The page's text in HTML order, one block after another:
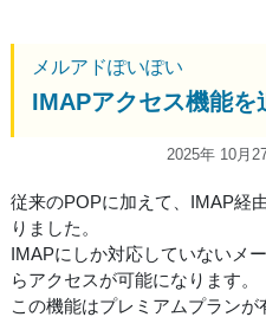
メルアドぽいぽい
IMAPアクセス機能を
2025年 10月
従来のPOPに加えて、IMAP経
りました。
IMAPにしか対応していないメ
らアクセスが可能になります。
この機能はプレミアムプラン